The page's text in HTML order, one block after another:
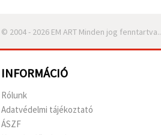
© 2004 - 2026 EM ART Minden jog fenntartva..
INFORMÁCIÓ
Rólunk
Adatvédelmi tájékoztató
ÁSZF